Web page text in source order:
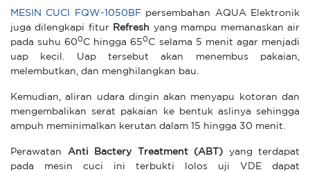
MESIN CUCI FQW-1050BF persembahan AQUA Elektronik
juga dilengkapi fitur
Refresh yang mampu memanaskan air
pada suhu 600C hingga 650C selama 5 menit agar menjadi
uap kecil. Uap tersebut akan menembus pakaian,
melembutkan, dan menghilangkan bau.
Kemudian, aliran udara dingin akan menyapu kotoran dan
mengembalikan serat pakaian ke bentuk aslinya sehingga
ampuh meminimalkan kerutan dalam 15 hingga 30 menit.
Perawatan Anti Bactery Treatment (ABT) yang terdapat
pada mesin cuci ini terbukti lolos uji VDE dapat